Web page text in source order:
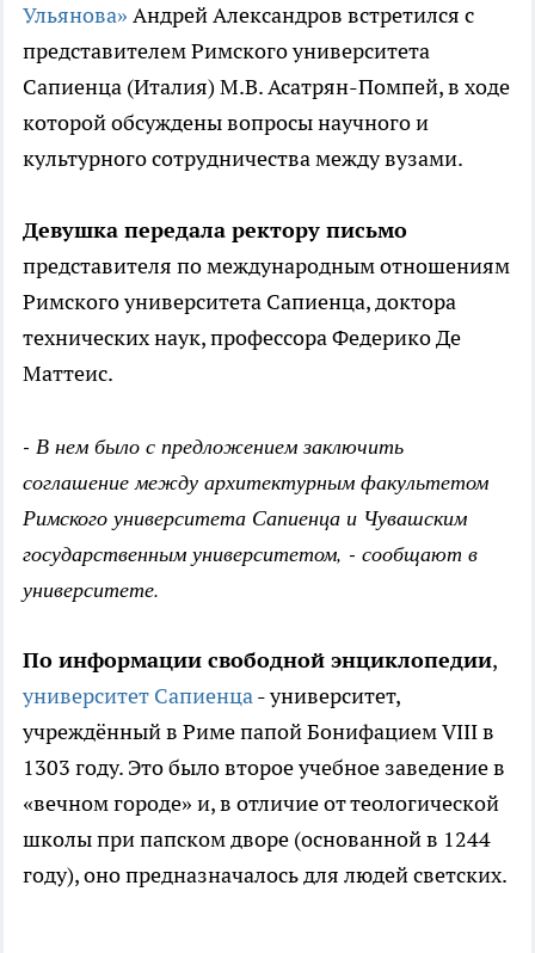
Ульянова» Андрей Александров встретился с
представителем Римского университета
Сапиенца (Италия) М.В. Асатрян-Помпей, в ходе
которой обсуждены вопросы научного и
культурного сотрудничества между вузами.
Девушка передала ректору письмо
представителя по международным отношениям
Римского университета Сапиенца, доктора
технических наук, профессора Федерико Де
Маттеис.
- В нем было с предложением заключить
соглашение между архитектурным факультетом
Римского университета Сапиенца и Чувашским
государственным университетом, - сообщают в
университете.
По информации свободной энциклопедии,
университет Сапиенца- университет,
учреждённый в Риме папой Бонифацием VIII в
1303 году. Это было второе учебное заведение в
«вечном городе» и, в отличие от теологической
школы при папском дворе (основанной в 1244
году), оно предназначалось для людей светских.